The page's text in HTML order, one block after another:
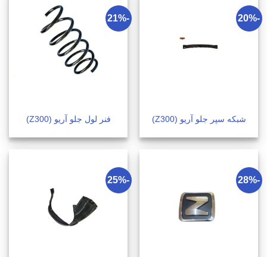
-20%
شبکه سپر جلو آریو (Z300)
-21%
فنر لول جلو آریو (Z300)
-28%
-25%